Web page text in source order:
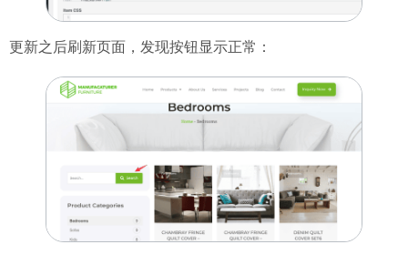
更新之后刷新页面，发现按钮显示正常：